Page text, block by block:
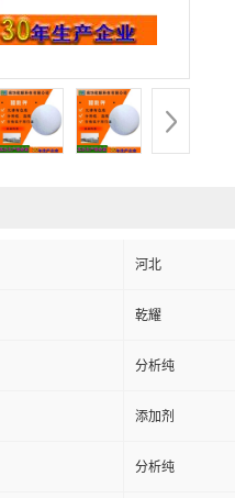
河北
乾耀
分析纯
添加剂
分析纯